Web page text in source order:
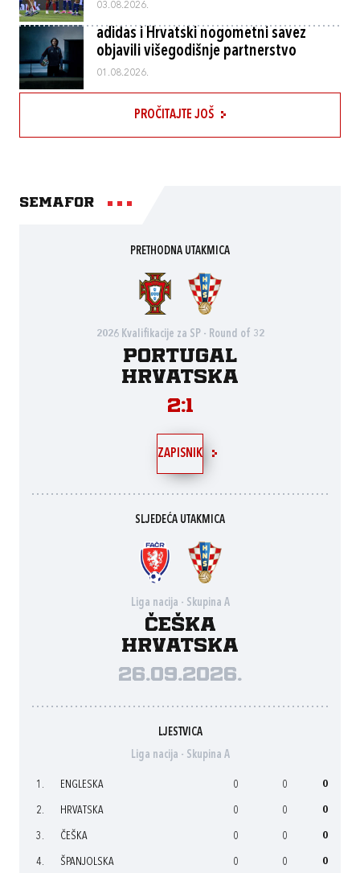
03.08.2026.
adidas i Hrvatski nogometni savez
objavili višegodišnje partnerstvo
01.08.2026.
PROČITAJTE JOŠ
Semafor
PRETHODNA UTAKMICA
2026 Kvalifikacije za SP - Round of 32
Portugal
Hrvatska
2:1
ZAPISNIK
SLJEDEĆA UTAKMICA
Liga nacija - Skupina A
Češka
Hrvatska
26.09.2026.
LJESTVICA
Liga nacija - Skupina A
1. ENGLESKA 0 0 0
2. HRVATSKA 0 0 0
3. ČEŠKA 0 0 0
4. ŠPANJOLSKA 0 0 0